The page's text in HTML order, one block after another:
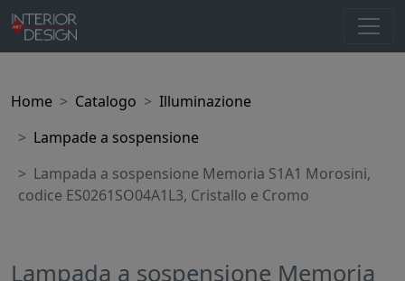
Home Catalogo
Illuminazione
Lampade a sospensione
Lampada a sospensione Memoria S1A1 Morosini,
codice ES0261SO04A1L3, Cristallo e Cromo
Lampada a sospensione Memoria